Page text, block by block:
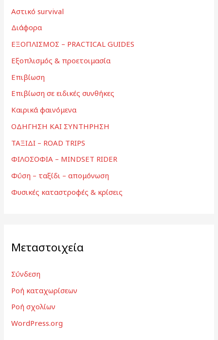
Αστικό survival
Διάφορα
ΕΞΟΠΛΙΣΜΟΣ – PRACTICAL GUIDES
Εξοπλισμός & προετοιμασία
Επιβίωση
Επιβίωση σε ειδικές συνθήκες
Καιρικά φαινόμενα
ΟΔΗΓΗΣΗ ΚΑΙ ΣΥΝΤΗΡΗΣΗ
ΤΑΞΙΔΙ – ROAD TRIPS
ΦΙΛΟΣΟΦΙΑ – MINDSET RIDER
Φύση – ταξίδι – απομόνωση
Φυσικές καταστροφές & κρίσεις
Μεταστοιχεία
Σύνδεση
Ροή καταχωρίσεων
Ροή σχολίων
WordPress.org